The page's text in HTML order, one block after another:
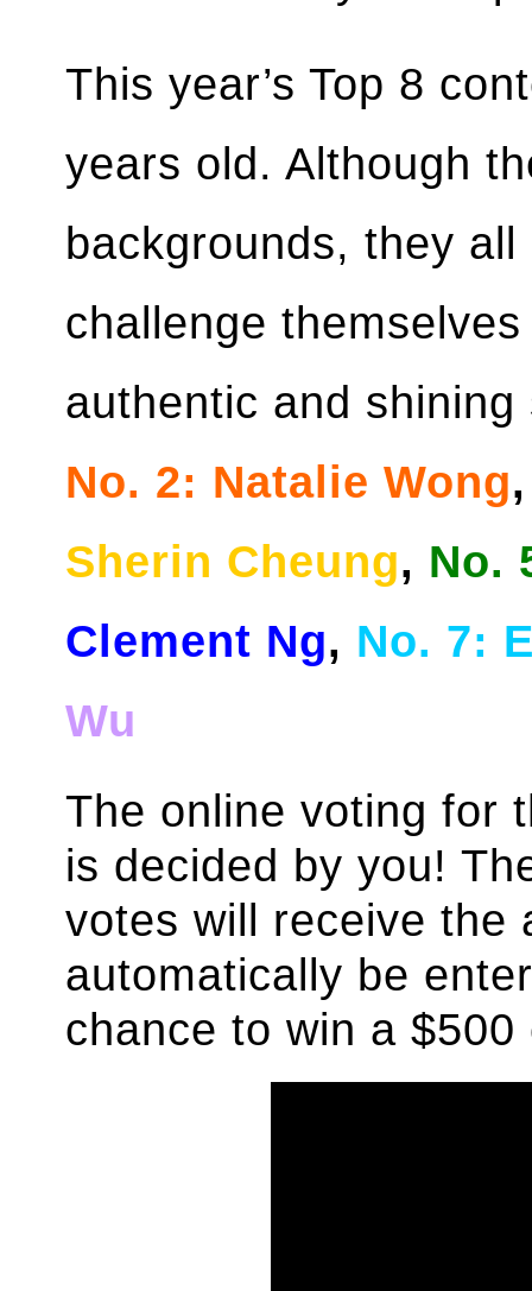
This year’s Top 8
years old. Although
backgrounds, they
challenge
authentic and
No. 2: Natalie Wong
Sherin Cheung, No.
Clement Ng, No. 7:
Wu
The online voting for
is decided by you!
votes will receive the
automatically be
chance to win a